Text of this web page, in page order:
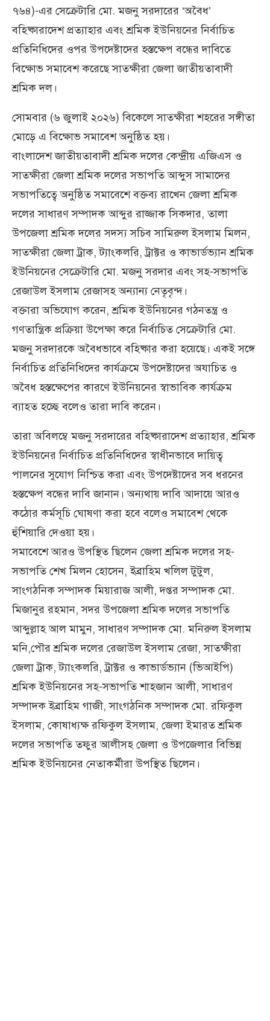
৭৬৪)-এর সেক্রেটারি মো. মজনু সরদারের ‘অবৈধ’
বহিষ্কারাদেশ প্রত্যাহার এবং শ্রমিক ইউনিয়নের নির্বাচিত
প্রতিনিধিদের ওপর উপদেষ্টাদের হস্তক্ষেপ বন্ধের দাবিতে
বিক্ষোভ সমাবেশ করেছে সাতক্ষীরা জেলা জাতীয়তাবাদী
শ্রমিক দল।
সোমবার (৬ জুলাই ২০২৬) বিকেলে সাতক্ষীরা শহরের সঙ্গীতা
মোড়ে এ বিক্ষোভ সমাবেশ অনুষ্ঠিত হয়।
বাংলাদেশ জাতীয়তাবাদী শ্রমিক দলের কেন্দ্রীয় এজিএস ও
সাতক্ষীরা জেলা শ্রমিক দলের সভাপতি আব্দুস সামাদের
সভাপতিত্বে অনুষ্ঠিত সমাবেশে বক্তব্য রাখেন জেলা শ্রমিক
দলের সাধারণ সম্পাদক আব্দুর রাজ্জাক সিকদার, তালা
উপজেলা শ্রমিক দলের সদস্য সচিব সামিরুল ইসলাম মিলন,
সাতক্ষীরা জেলা ট্রাক, ট্যাংকলরি, ট্রাক্টর ও কাভার্ডভ্যান শ্রমিক
ইউনিয়নের সেক্রেটারি মো. মজনু সরদার এবং সহ-সভাপতি
রেজাউল ইসলাম রেজাসহ অন্যান্য নেতৃবৃন্দ।
বক্তারা অভিযোগ করেন, শ্রমিক ইউনিয়নের গঠনতন্ত্র ও
গণতান্ত্রিক প্রক্রিয়া উপেক্ষা করে নির্বাচিত সেক্রেটারি মো.
মজনু সরদারকে অবৈধভাবে বহিষ্কার করা হয়েছে। একই সঙ্গে
নির্বাচিত প্রতিনিধিদের কার্যক্রমে উপদেষ্টাদের অযাচিত ও
অবৈধ হস্তক্ষেপের কারণে ইউনিয়নের স্বাভাবিক কার্যক্রম
ব্যাহত হচ্ছে বলেও তারা দাবি করেন।
তারা অবিলম্বে মজনু সরদারের বহিষ্কারাদেশ প্রত্যাহার, শ্রমিক
ইউনিয়নের নির্বাচিত প্রতিনিধিদের স্বাধীনভাবে দায়িত্ব
পালনের সুযোগ নিশ্চিত করা এবং উপদেষ্টাদের সব ধরনের
হস্তক্ষেপ বন্ধের দাবি জানান। অন্যথায় দাবি আদায়ে আরও
কঠোর কর্মসূচি ঘোষণা করা হবে বলেও সমাবেশ থেকে
হুঁশিয়ারি দেওয়া হয়।
সমাবেশে আরও উপস্থিত ছিলেন জেলা শ্রমিক দলের সহ-
সভাপতি শেখ মিলন হোসেন, ইব্রাহিম খলিল টুটুল,
সাংগঠনিক সম্পাদক মিয়ারাজ আলী, দপ্তর সম্পাদক মো.
মিজানুর রহমান, সদর উপজেলা শ্রমিক দলের সভাপতি
আব্দুল্লাহ আল মামুন, সাধারণ সম্পাদক মো. মনিরুল ইসলাম
মনি,পৌর শ্রমিক দলের রেজাউল ইসলাম রেজা, সাতক্ষীরা
জেলা ট্রাক, ট্যাংকলরি, ট্রাক্টর ও কাভার্ডভ্যান (ভিআইপি)
শ্রমিক ইউনিয়নের সহ-সভাপতি শাহজান আলী, সাধারণ
সম্পাদক ইব্রাহিম গাজী, সাংগঠনিক সম্পাদক মো. রফিকুল
ইসলাম, কোষাধ্যক্ষ রফিকুল ইসলাম, জেলা ইমারত শ্রমিক
দলের সভাপতি তফুর আলীসহ জেলা ও উপজেলার বিভিন্ন
শ্রমিক ইউনিয়নের নেতাকর্মীরা উপস্থিত ছিলেন।